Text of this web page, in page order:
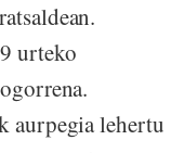
urteko
aurpegia lehertu